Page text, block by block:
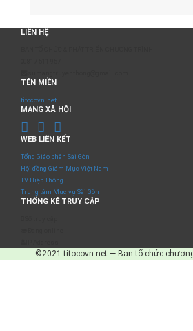
LIÊN HỆ
TÊN MIỀN
titocovn.net
MẠNG XÃ HỘI
WEB LIÊN KẾT
Tổng Giáo phận Sài Gòn
Hội đồng Giám Mục Việt Nam
TV Hiệp Thông
Trung tâm Mục vụ Sài Gòn
THỐNG KÊ TRUY CẬP
©2021 titocovn.net — Ban tổ chức